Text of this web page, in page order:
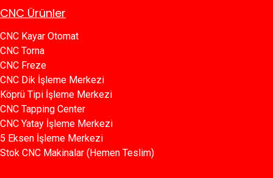
CNC Ürünler
CNC Kayar Otomat
CNC Torna
CNC Freze
CNC Dik İşleme Merkezi
Köprü Tipi İşleme Merkezi
C​​NC Tapping Center
CNC Yatay İşleme Merkezi
5 Eksen İşleme Merkezi
Stok CNC Makinalar (Hemen Teslim)